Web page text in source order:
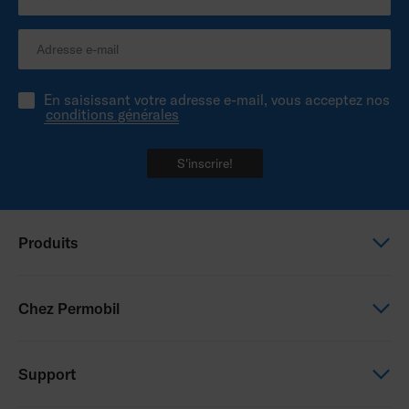
En saisissant votre adresse e-mail, vous acceptez nos
conditions générales
S'inscrire!
Produits
Chez Permobil
Support